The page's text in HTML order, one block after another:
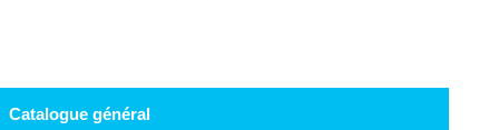
Catalogue général